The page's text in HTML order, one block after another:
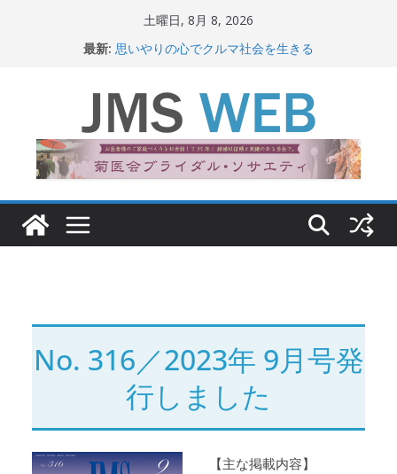
ッ
土曜日, 8月 8, 2026
最新: 思いやりの心でクルマ社会を生きる
関東大震災から100 年
新生ニッポン！
No. 316／2023年 9月号発
行しました
【主な掲載内容】